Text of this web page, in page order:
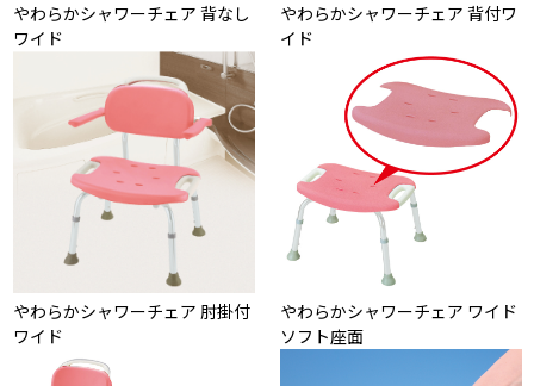
やわらかシャワーチェア 背なし
ワイド
やわらかシャワーチェア 背付ワ
イド
やわらかシャワーチェア 肘掛付
ワイド
やわらかシャワーチェア ワイド
ソフト座面